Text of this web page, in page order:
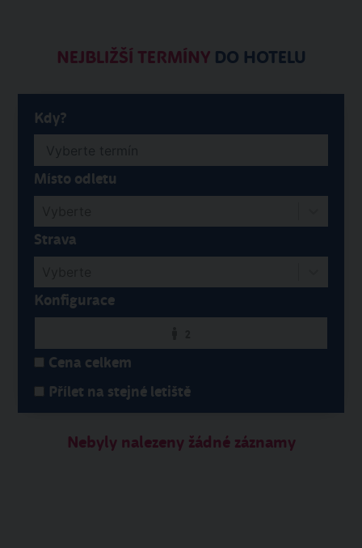
NEJBLIŽŠÍ TERMÍNYDO HOTELU
Kdy?
Místo odletu
Strava
Konfigurace
Cena celkem
Přílet na stejné letiště
Nebyly nalezeny žádné záznamy